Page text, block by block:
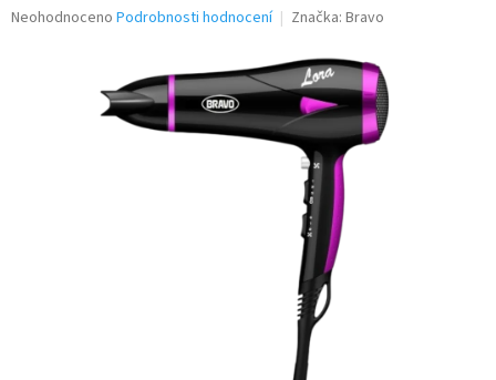
Průměrné
Neohodnoceno Podrobnosti hodnocení Značka: Bravo